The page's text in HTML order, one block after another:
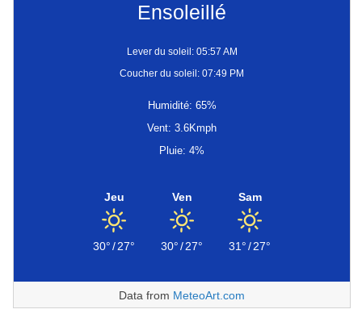
Ensoleillé
Lever du soleil: 05:57 AM
Coucher du soleil: 07:49 PM
Humidité: 65%
Vent: 3.6Kmph
Pluie: 4%
Jeu
30°/27°
Ven
30°/27°
Sam
31°/27°
Data from MeteoArt.com